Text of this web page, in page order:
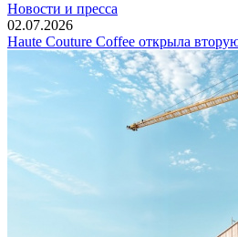
Новости и пресса
02.07.2026
Haute Couture Coffee открыла